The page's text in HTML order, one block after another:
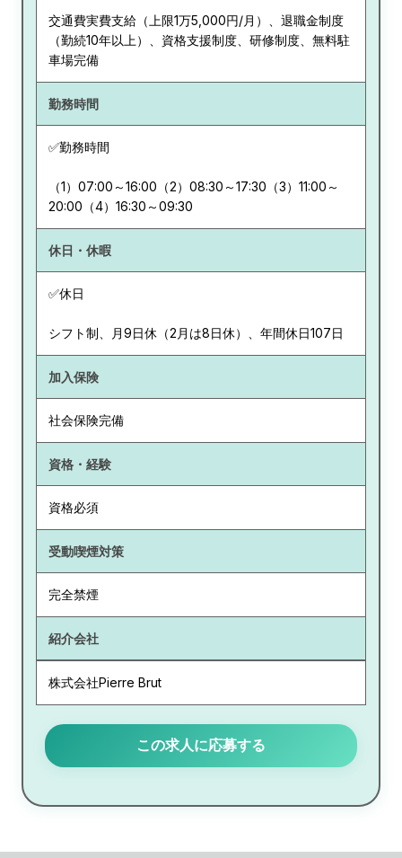
交通費実費支給（上限1万5,000円/月）、退職金制度
（勤続10年以上）、資格支援制度、研修制度、無料駐
車場完備
勤務時間
✅勤務時間
（1）07:00～16:00（2）08:30～17:30（3）11:00～
20:00（4）16:30～09:30
休日・休暇
✅休日
シフト制、月9日休（2月は8日休）、年間休日107日
加入保険
社会保険完備
資格・経験
資格必須
受動喫煙対策
完全禁煙
紹介会社
株式会社Pierre Brut
この求人に応募する